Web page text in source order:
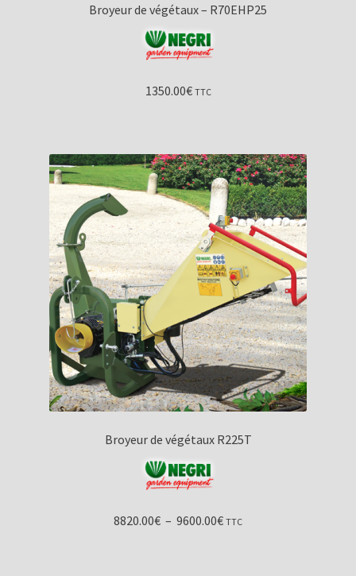
Broyeur de végétaux – R70EHP25
1350.00€ TTC
Broyeur de végétaux R225T
8820.00€ – 9600.00€Plage
TTC